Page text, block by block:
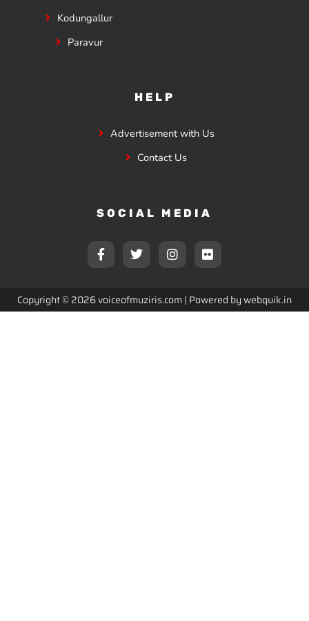
Kodungallur
Paravur
HELP
Advertisement with Us
Contact Us
SOCIAL MEDIA
F
a
b
o
T
w
t
e
I
n
a
g
F
l
k
r
Copyright © 2026 voiceofmuziris.com | Powered bywebquik.in